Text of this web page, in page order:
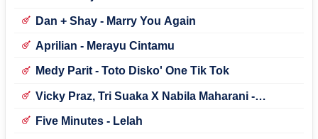
Dan + Shay - Marry You Again
Aprilian - Merayu Cintamu
Medy Parit - Toto Disko' One Tik Tok
Vicky Praz, Tri Suaka X Nabila Maharani -
Five Minutes - Lelah